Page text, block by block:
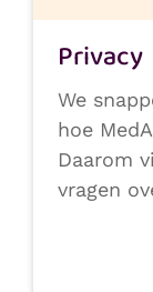
Privacy
We
hoe
Daarom
vragen